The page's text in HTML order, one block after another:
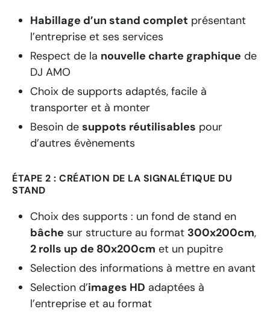
Habillage d’un stand complet présentant
l’entreprise et ses services
Respect de la nouvelle charte graphique de
DJ AMO
Choix de supports adaptés, facile à
transporter et à monter
Besoin de suppots réutilisables pour
d’autres évènements
ÉTAPE 2 : CRÉATION DE LA SIGNALÉTIQUE DU
STAND
Choix des supports : un fond de stand en
bâche sur structure au format 300x200cm,
2 rolls up de 80x200cm et un pupitre
Selection des informations à mettre en avant
Selection d’images HD adaptées à
l’entreprise et au format